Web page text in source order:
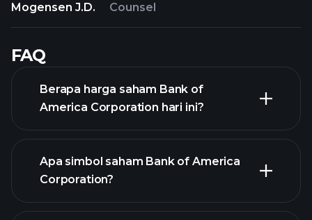
Mogensen J.D.
Counsel
FAQ
Berapa harga saham Bank of
America Corporation hari ini?
Apa simbol saham Bank of America
Corporation?